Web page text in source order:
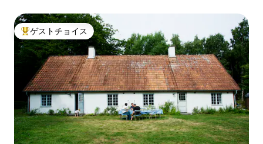
大好評のゲストチョイスです。
ゲストチョイス